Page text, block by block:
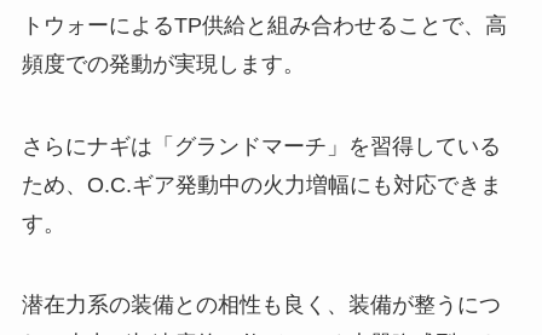
トウォーによるTP供給と組み合わせることで、高
頻度での発動が実現します。
さらにナギは「グランドマーチ」を習得している
ため、O.C.ギア発動中の火力増幅にも対応できま
す。
潜在力系の装備との相性も良く、装備が整うにつ